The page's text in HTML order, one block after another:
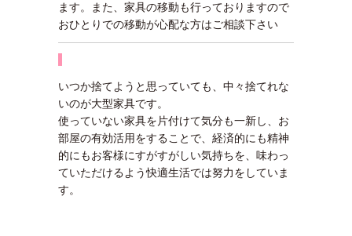
ます。また、家具の移動も行っておりますので
おひとりでの移動が心配な方はご相談下さい
いつか捨てようと思っていても、中々捨てれな
いのが大型家具です。
使っていない家具を片付けて気分も一新し、お
部屋の有効活用をすることで、経済的にも精神
的にもお客様にすがすがしい気持ちを、味わっ
ていただけるよう快適生活では努力をしていま
す。